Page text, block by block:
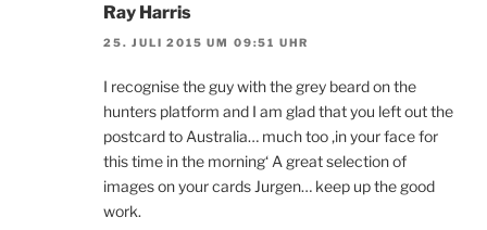
Ray Harris
25. JULI 2015 UM 09:51 UHR
I recognise the guy with the grey beard on the
hunters platform and I am glad that you left out the
postcard to Australia… much too ‚in your face for
this time in the morning‘ A great selection of
images on your cards Jurgen… keep up the good
work.